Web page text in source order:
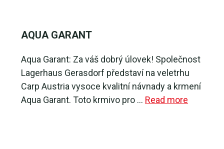
AQUA GARANT
Aqua Garant: Za váš dobrý úlovek! Společnost
Lagerhaus Gerasdorf představí na veletrhu
Carp Austria vysoce kvalitní návnady a krmení
Aqua Garant. Toto krmivo pro … Read more